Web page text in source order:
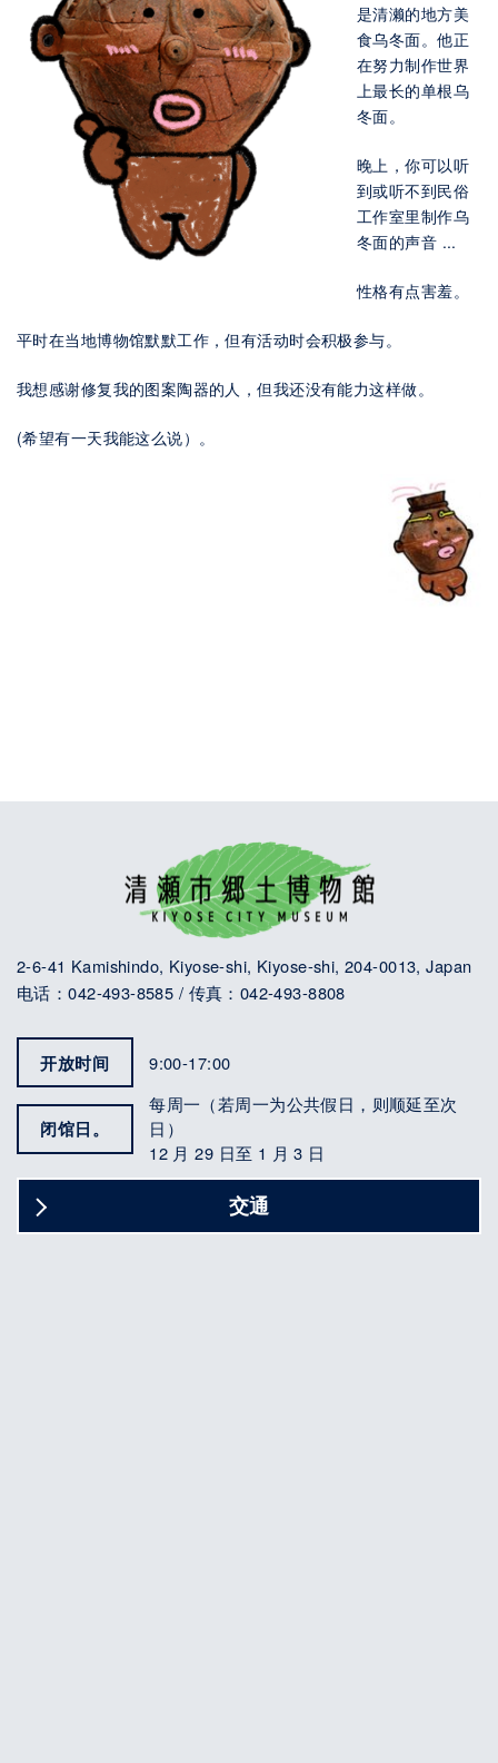
是清濑的地方美
食乌冬面。他正
在努力制作世界
上最长的单根乌
冬面。
晚上，你可以听
到或听不到民俗
工作室里制作乌
冬面的声音 ...
性格有点害羞。
平时在当地博物馆默默工作，但有活动时会积极参与。
我想感谢修复我的图案陶器的人，但我还没有能力这样做。
(希望有一天我能这么说）。
2-6-41 Kamishindo, Kiyose-shi, Kiyose-shi, 204-0013, Japan
电话：042-493-8585 / 传真：042-493-8808
开放时间 9:00-17:00
闭馆日。
每周一（若周一为公共假日，则顺延至次
日）
12 月 29 日至 1 月 3 日
交通